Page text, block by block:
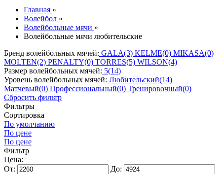
Главная »
Волейбол »
Волейбольные мячи »
Волейбольные мячи любительские
Бренд волейбольных мячей: GALA(3) KELME(0) MIKASA(0)
MOLTEN(2) PENALTY(0) TORRES(5) WILSON(4)
Размер волейбольных мячей: 5(14)
Уровень волейбольных мячей: Любительский(14)
Матчевый(0) Профессиональный(0) Тренировочный(0)
Сбросить фильтр
Фильтры
Сортировка
По умолчанию
По цене
По цене
Фильтр
Цена:
От:
До: